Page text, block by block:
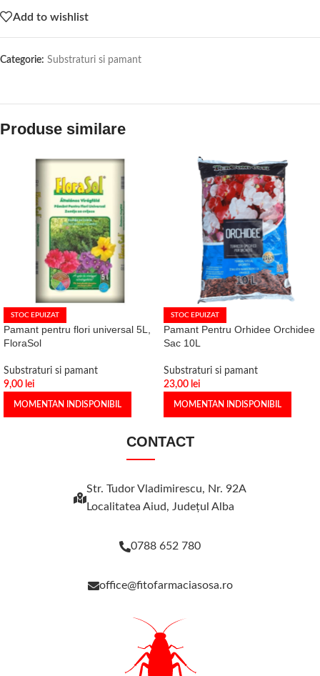
Add to wishlist
Categorie: Substraturi si pamant
Produse similare
STOC EPUIZAT
Pamant pentru flori universal 5L,
FloraSol
Substraturi si pamant
9,00 lei
MOMENTAN INDISPONIBIL
STOC EPUIZAT
Pamant Pentru Orhidee Orchidee
Sac 10L
Substraturi si pamant
23,00 lei
MOMENTAN INDISPONIBIL
CONTACT
Str. Tudor Vladimirescu, Nr. 92A
Localitatea Aiud, Judeţul Alba
0788 652 780
office@fitofarmaciasosa.ro